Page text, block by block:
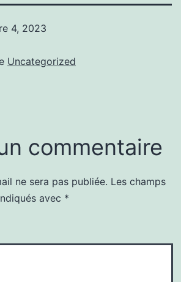
4, 2023
Uncategorized
commentaire
ne sera pas publiée. Les champs
avec *